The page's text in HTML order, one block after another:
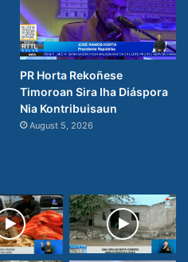
PR Horta Rekoñese
Timoroan Sira Iha Diáspora
Nia Kontribuisaun
August 5, 2026